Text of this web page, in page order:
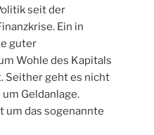
seit der
Ein in
guter
Wohle des Kapitals
Seither geht es nicht
Geldanlage.
um das sogenannte